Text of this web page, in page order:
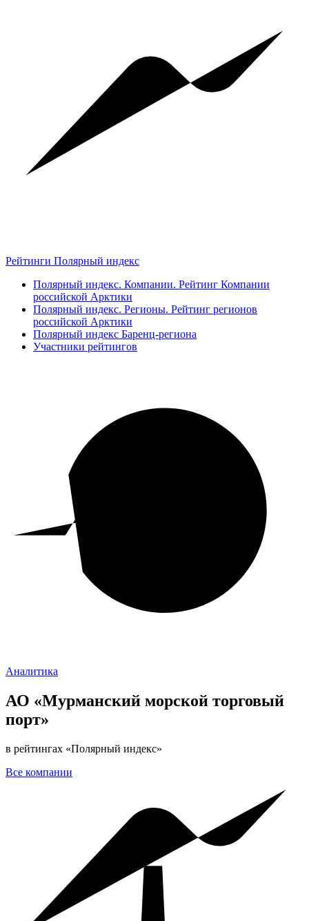
Рейтинги Полярный индекс
Полярный индекс. Компании. Рейтинг Компании
российской Арктики
Полярный индекс. Регионы. Рейтинг регионов
российской Арктики
Полярный индекс Баренц-региона
Участники рейтингов
Аналитика
АО «Мурманский морской торговый
порт»
в рейтингах «Полярный индекс»
Все компании